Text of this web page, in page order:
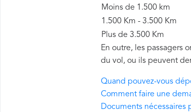
Moins de 1.500 km
1.500 Km - 3.500 Km
Plus de 3.500 Km
En outre, les passagers
du vol, ou ils peuvent
Quand pouvez-vous
Comment faire une
Documents